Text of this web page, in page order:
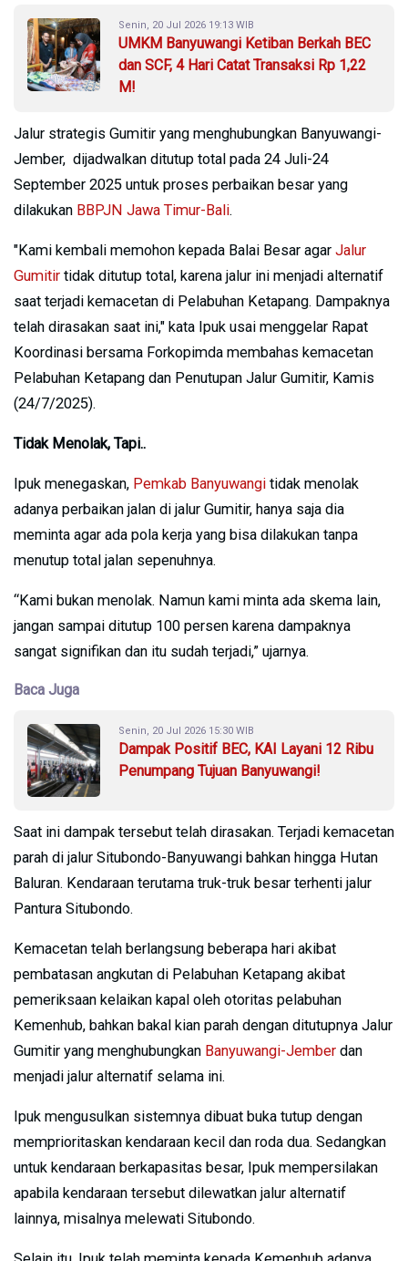
Senin, 20 Jul 2026 19:13 WIB
UMKM Banyuwangi Ketiban Berkah BEC
dan SCF, 4 Hari Catat Transaksi Rp 1,22
M!
Jalur strategis Gumitir yang menghubungkan Banyuwangi-
Jember, dijadwalkan ditutup total pada 24 Juli-24
September 2025 untuk proses perbaikan besar yang
dilakukan BBPJN Jawa Timur-Bali.
"Kami kembali memohon kepada Balai Besar agar Jalur
Gumitir tidak ditutup total, karena jalur ini menjadi alternatif
saat terjadi kemacetan di Pelabuhan Ketapang. Dampaknya
telah dirasakan saat ini," kata Ipuk usai menggelar Rapat
Koordinasi bersama Forkopimda membahas kemacetan
Pelabuhan Ketapang dan Penutupan Jalur Gumitir, Kamis
(24/7/2025).
Tidak Menolak, Tapi..
Ipuk menegaskan, Pemkab Banyuwangi tidak menolak
adanya perbaikan jalan di jalur Gumitir, hanya saja dia
meminta agar ada pola kerja yang bisa dilakukan tanpa
menutup total jalan sepenuhnya.
“Kami bukan menolak. Namun kami minta ada skema lain,
jangan sampai ditutup 100 persen karena dampaknya
sangat signifikan dan itu sudah terjadi,” ujarnya.
Baca Juga
Senin, 20 Jul 2026 15:30 WIB
Dampak Positif BEC, KAI Layani 12 Ribu
Penumpang Tujuan Banyuwangi!
Saat ini dampak tersebut telah dirasakan. Terjadi kemacetan
parah di jalur Situbondo-Banyuwangi bahkan hingga Hutan
Baluran. Kendaraan terutama truk-truk besar terhenti jalur
Pantura Situbondo.
Kemacetan telah berlangsung beberapa hari akibat
pembatasan angkutan di Pelabuhan Ketapang akibat
pemeriksaan kelaikan kapal oleh otoritas pelabuhan
Kemenhub, bahkan bakal kian parah dengan ditutupnya Jalur
Gumitir yang menghubungkan Banyuwangi-Jember dan
menjadi jalur alternatif selama ini.
Ipuk mengusulkan sistemnya dibuat buka tutup dengan
memprioritaskan kendaraan kecil dan roda dua. Sedangkan
untuk kendaraan berkapasitas besar, Ipuk mempersilakan
apabila kendaraan tersebut dilewatkan jalur alternatif
lainnya, misalnya melewati Situbondo.